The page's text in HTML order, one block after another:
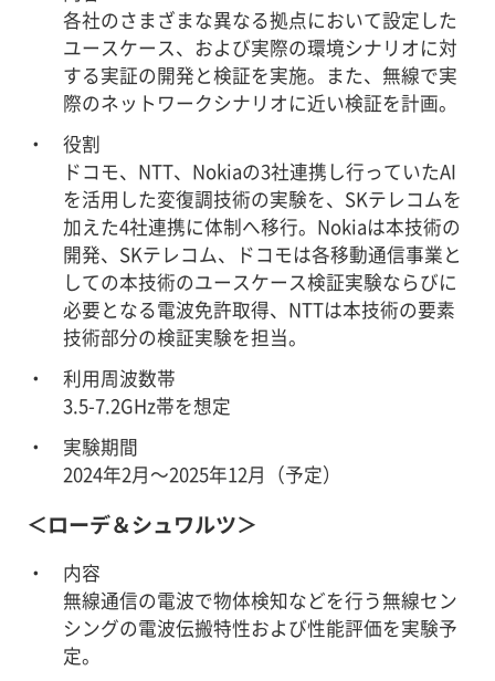
各社のさまざまな異なる拠点において設定した
ユースケース、および実際の環境シナリオに対
する実証の開発と検証を実施。また、無線で実
際のネットワークシナリオに近い検証を計画。
役割
ドコモ、NTT、Nokiaの3社連携し行っていたAI
を活用した変復調技術の実験を、SKテレコムを
加えた4社連携に体制へ移行。Nokiaは本技術の
開発、SKテレコム、ドコモは各移動通信事業と
しての本技術のユースケース検証実験ならびに
必要となる電波免許取得、NTTは本技術の要素
技術部分の検証実験を担当。
利用周波数帯
3.5-7.2GHz帯を想定
実験期間
2024年2月～2025年12月（予定）
＜ローデ＆シュワルツ＞
内容
無線通信の電波で物体検知などを行う無線セン
シングの電波伝搬特性および性能評価を実験予
定。